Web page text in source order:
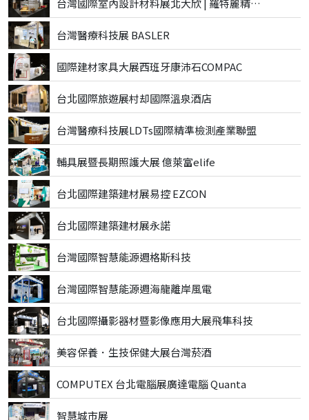
台灣醫療科技展 BASLER
國際建材家具大展西班牙康沛石COMPAC
台北國際旅遊展村却國際溫泉酒店
台灣醫療科技展LDTs國際精準檢測產業聯盟
輔具展暨長期照護大展 億萊富elife
台北國際建築建材展易控 EZCON
台北國際建築建材展永諾
台灣國際智慧能源週格斯科技
台灣國際智慧能源週海龍離岸風電
台北國際攝影器材暨影像應用大展飛隼科技
美容保養．生技保健大展台灣菸酒
COMPUTEX 台北電腦展廣達電腦 Quanta
智慧城市展